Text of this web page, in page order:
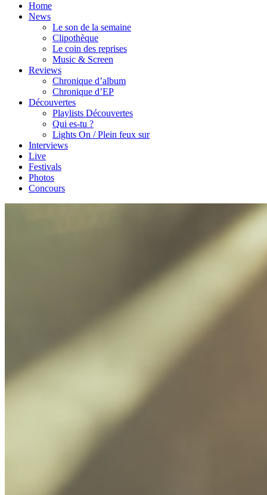
Home
News
Le son de la semaine
Clipothèque
Le coin des reprises
Music & Screen
Reviews
Chronique d’album
Chronique d’EP
Découvertes
Playlists Découvertes
Qui es-tu ?
Lights On / Plein feux sur
Interviews
Live
Festivals
Photos
Concours